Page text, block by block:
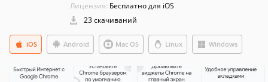
Лицензия: Бесплатно для iOS
23 скачиваний
Android Mac OS Linux Windows
iOS